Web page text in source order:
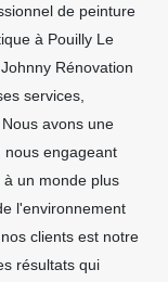
de peinture
à Pouilly Le
Rénovation
services,
avons une
nous engageant
un monde plus
l'environnement
clients est notre
résultats qui